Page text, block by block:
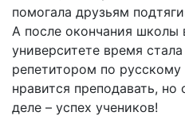
помогала друзьям
А после окончания школы
университете время
репетитором по
нравится преподавать,
деле – успех учеников!